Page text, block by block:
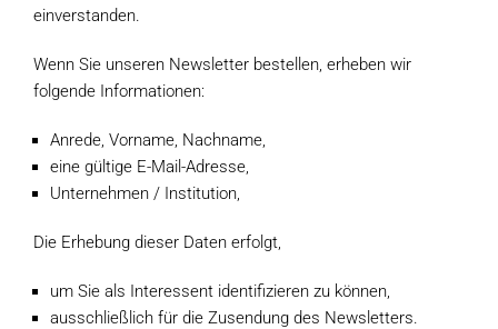
einverstanden.
Wenn Sie unseren Newsletter bestellen, erheben wir
folgende Informationen:
Anrede, Vorname, Nachname,
eine gültige E-Mail-Adresse,
Unternehmen / Institution,
Die Erhebung dieser Daten erfolgt,
um Sie als Interessent identifizieren zu können,
ausschließlich für die Zusendung des Newsletters.